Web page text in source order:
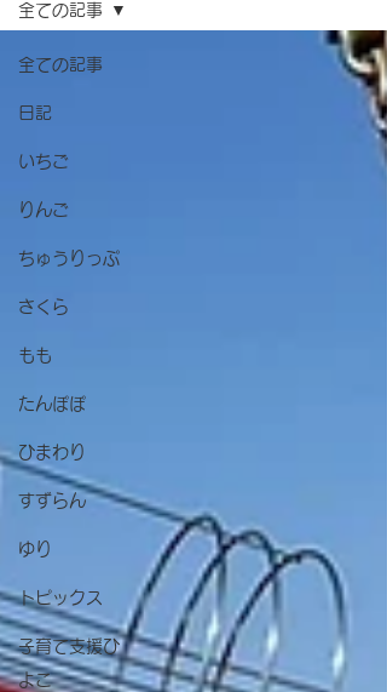
全ての記事
日記
いちご
りんご
ちゅうりっぷ
さくら
もも
たんぽぽ
ひまわり
すずらん
ゆり
トピックス
子育て支援ひ
よこ
全ての記事